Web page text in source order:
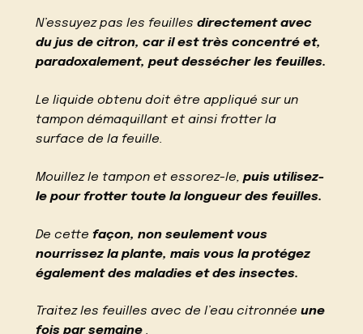
N’essuyez pas les feuillesdirectement avec
du jus de citron, car il est très concentré et,
paradoxalement, peut dessécher les feuilles.
Le liquide obtenu doit être appliqué sur un
tampon démaquillant et ainsi frotter la
surface de la feuille.
Mouillez le tampon et essorez-le,puis utilisez-
le pour frotter toute la longueur des feuilles.
De cettefaçon, non seulement vous
nourrissez la plante, mais vous la protégez
également des maladies et des insectes.
Traitez les feuilles avec de l’eau citronnéeune
fois par semaine .